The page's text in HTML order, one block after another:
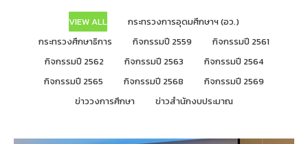
VIEW ALL
กระทรวงการอุดมศึกษาฯ (อว.)
กระทรวงศึกษาธิการ
กิจกรรมปี 2559
กิจกรรมปี 2561
กิจกรรมปี 2562
กิจกรรมปี 2563
กิจกรรมปี 2564
กิจกรรมปี 2565
กิจกรรมปี 2568
กิจกรรมปี 2569
ข่าววงการศึกษา
ข่าวสำนักงบประมาณ